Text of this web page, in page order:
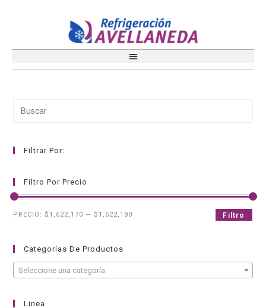
Filtrar Por:
Filtro Por Precio
Filtro
PRECIO:$1,622,170 —$1,622,180
Categorías De Productos
Seleccione una categoría
Linea